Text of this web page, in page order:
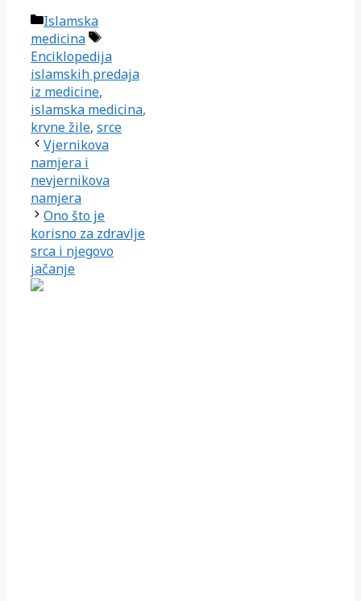
Kategorije
Islamska
medicina
Oznake
Enciklopedija
islamskih predaja
iz medicine,
islamska medicina,
krvne žile, srce
Vjernikova
namjera i
nevjernikova
namjera
Ono što je
korisno za zdravlje
srca i njegovo
jačanje